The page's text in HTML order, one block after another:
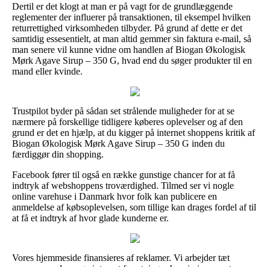
Dertil er det klogt at man er på vagt for de grundlæggende
reglementer der influerer på transaktionen, til eksempel hvilken
returrettighed virksomheden tilbyder. På grund af dette er det
samtidig essesentielt, at man altid gemmer sin faktura e-mail, så
man senere vil kunne vidne om handlen af Biogan Økologisk
Mørk Agave Sirup – 350 G, hvad end du søger produkter til en
mand eller kvinde.
Trustpilot byder på sådan set strålende muligheder for at se
nærmere på forskellige tidligere køberes oplevelser og af den
grund er det en hjælp, at du kigger på internet shoppens kritik af
Biogan Økologisk Mørk Agave Sirup – 350 G inden du
færdiggør din shopping.
Facebook fører til også en række gunstige chancer for at få
indtryk af webshoppens troværdighed. Tilmed ser vi nogle
online varehuse i Danmark hvor folk kan publicere en
anmeldelse af købsoplevelsen, som tillige kan drages fordel af til
at få et indtryk af hvor glade kunderne er.
Vores hjemmeside finansieres af reklamer. Vi arbejder tæt